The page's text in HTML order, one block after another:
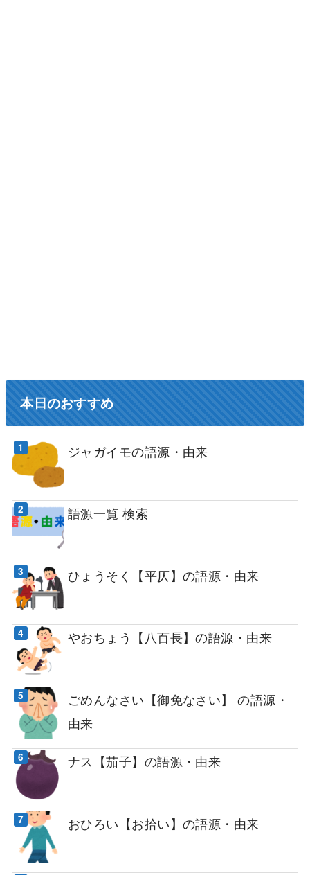
本日のおすすめ
ジャガイモの語源・由来
語源一覧 検索
ひょうそく【平仄】の語源・由来
やおちょう【八百長】の語源・由来
ごめんなさい【御免なさい】 の語源・
由来
ナス【茄子】の語源・由来
おひろい【お拾い】の語源・由来